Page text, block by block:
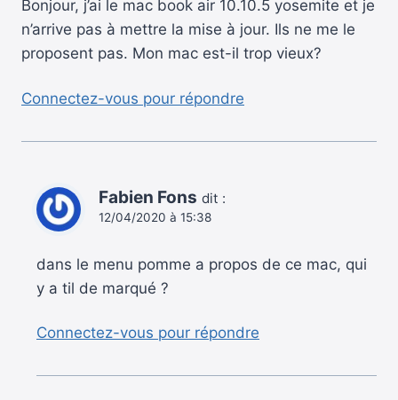
Bonjour, j’ai le mac book air 10.10.5 yosemite et je
n’arrive pas à mettre la mise à jour. Ils ne me le
proposent pas. Mon mac est-il trop vieux?
Connectez-vous pour répondre
Fabien Fons dit :
12/04/2020 à 15:38
dans le menu pomme a propos de ce mac, qui
y a til de marqué ?
Connectez-vous pour répondre